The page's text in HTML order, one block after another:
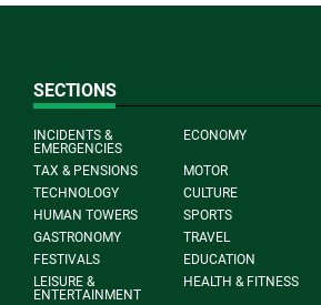
SECTIONS
INCIDENTS &
EMERGENCIES
ECONOMY
TAX & PENSIONS
MOTOR
TECHNOLOGY
CULTURE
HUMAN TOWERS
SPORTS
GASTRONOMY
TRAVEL
FESTIVALS
EDUCATION
LEISURE &
ENTERTAINMENT
HEALTH & FITNESS